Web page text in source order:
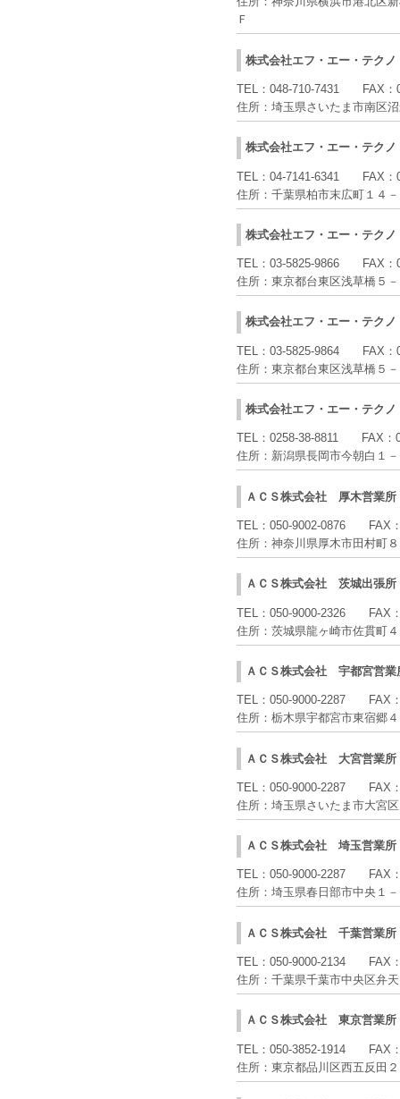
Ｆ
株式会社エフ・エー・テクノ
TEL： 048-710-7431 FAX：
住所： 埼玉県さいたま市南区
株式会社エフ・エー・テクノ
TEL： 04-7141-6341 FAX：
住所： 千葉県柏市末広町１４
株式会社エフ・エー・テクノ
TEL： 03-5825-9866 FAX：
住所： 東京都台東区浅草橋５
株式会社エフ・エー・テクノ
TEL： 03-5825-9864 FAX：
住所： 東京都台東区浅草橋５
株式会社エフ・エー・テクノ
TEL： 0258-38-8811 FAX：
住所： 新潟県長岡市今朝白１
ＡＣＳ株式会社 厚木営業所
TEL： 050-9002-0876
FAX
住所： 神奈川県厚木市田村町
ＡＣＳ株式会社 茨城出張所
TEL： 050-9000-2326
FAX
住所： 茨城県龍ヶ崎市佐貫町
ＡＣＳ株式会社 宇都宮営業
TEL： 050-9000-2287
FAX
住所： 栃木県宇都宮市東宿郷
ＡＣＳ株式会社 大宮営業所
TEL： 050-9000-2287
FAX
住所： 埼玉県さいたま市大宮
ＡＣＳ株式会社 埼玉営業所
TEL： 050-9000-2287
FAX
住所： 埼玉県春日部市中央１
ＡＣＳ株式会社 千葉営業所
TEL： 050-9000-2134
FAX
住所： 千葉県千葉市中央区弁
ＡＣＳ株式会社 東京営業所
TEL： 050-3852-1914
FAX
住所： 東京都品川区西五反田